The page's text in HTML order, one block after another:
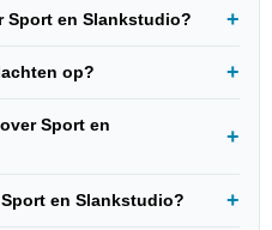
Sport en Slankstudio?
op?
Sport en
en Slankstudio?